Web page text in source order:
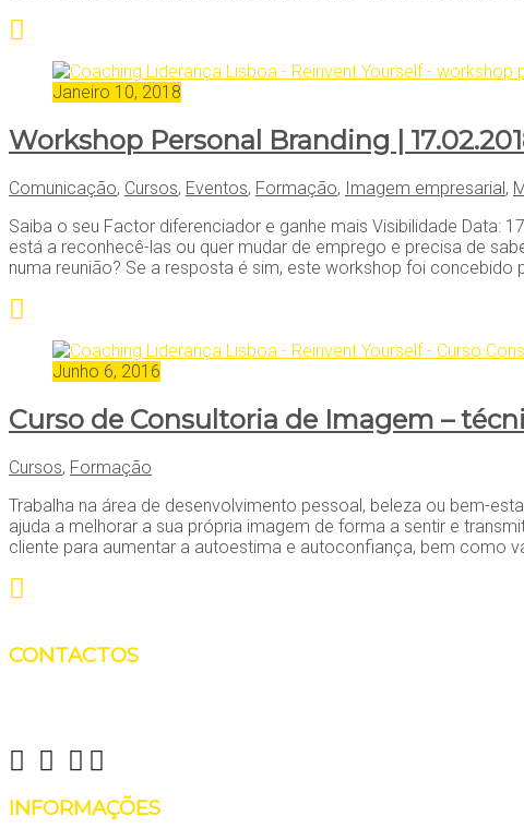
Janeiro 10, 2018
Workshop Personal Branding |
Comunicação, Cursos, Eventos, Formação, Imagem empresarial,
Saiba o seu Factor diferenciador e ganhe mais Visibilidade Data:
está a reconhecê-las ou quer mudar de emprego e precisa de
numa reunião? Se a resposta é sim, este workshop foi concebido
Junho 6, 2016
Curso de Consultoria de Imagem –
Cursos, Formação
Trabalha na área de desenvolvimento pessoal, beleza ou bem-
ajuda a melhorar a sua própria imagem de forma a sentir e
cliente para aumentar a autoestima e autoconfiança, bem como
CONTACTOS
INFORMAÇÕES